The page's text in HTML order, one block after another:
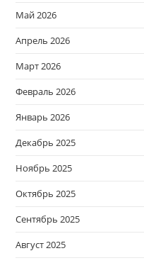
Май 2026
Апрель 2026
Март 2026
Февраль 2026
Январь 2026
Декабрь 2025
Ноябрь 2025
Октябрь 2025
Сентябрь 2025
Август 2025